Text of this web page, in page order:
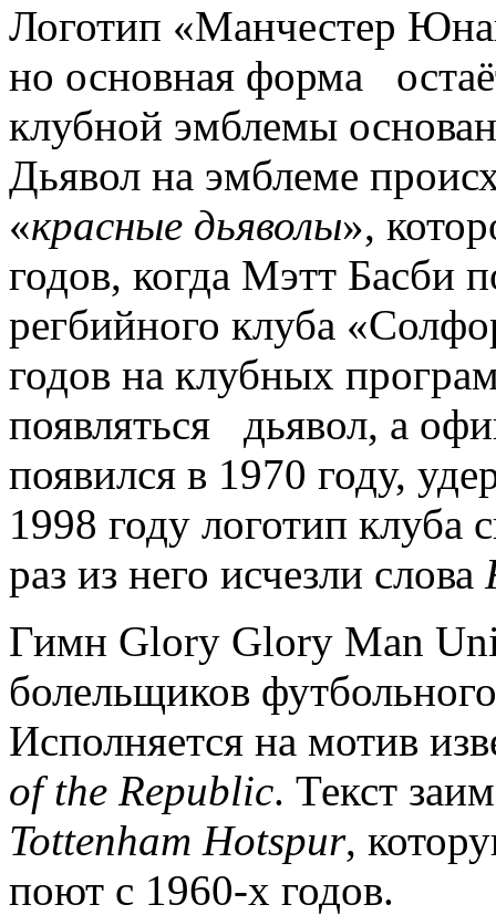
Логотип «Манчестер
но основная форма
клубной эмблемы
Дьявол на эмблеме
«красные дьяволы»,
годов, когда Мэтт Басби
регбийного клуба
годов на клубных
появляться дьявол, а
появился в 1970 году,
1998 году логотип клуба
раз из него исчезли слова
Гимн Glory Glory Man
болельщиков
Исполняется на мотив
of the Republic. Текст
Tottenham Hotspur,
поют с 1960-х годов.